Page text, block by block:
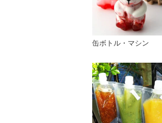
缶ボトル・マシン